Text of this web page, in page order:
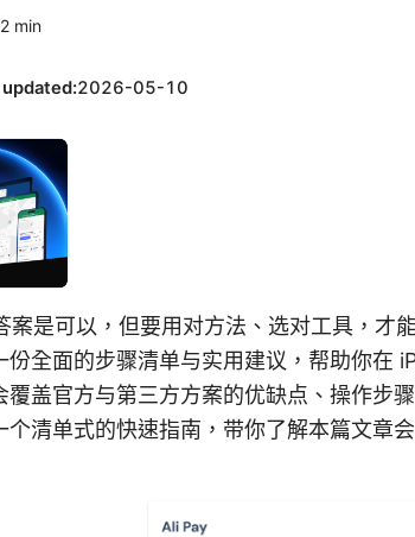
2 min
2026-05-10
是可以，但要用对方法、选对工具，才
全面的步骤清单与实用建议，帮助你在
盖官方与第三方方案的优缺点、操作步
清单式的快速指南，带你了解本篇文章会